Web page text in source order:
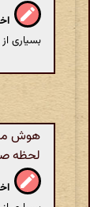
بسیاری
هوش
لحظه